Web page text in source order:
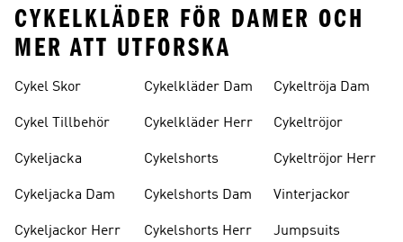
CYKELKLÄDER FÖR DAMER OCH
MER ATT UTFORSKA
Cykel Skor
Cykel Tillbehör
Cykeljacka
Cykeljacka Dam
Cykeljackor Herr
Cykelkläder Dam
Cykelkläder Herr
Cykelshorts
Cykelshorts Dam
Cykelshorts Herr
Cykeltröja Dam
Cykeltröjor
Cykeltröjor Herr
Vinterjackor
Jumpsuits